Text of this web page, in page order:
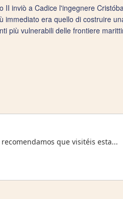
II inviò a Cadice l'ingegnere
era quello di costruire
più vulnerabili delle frontiere
que visitéis esta...